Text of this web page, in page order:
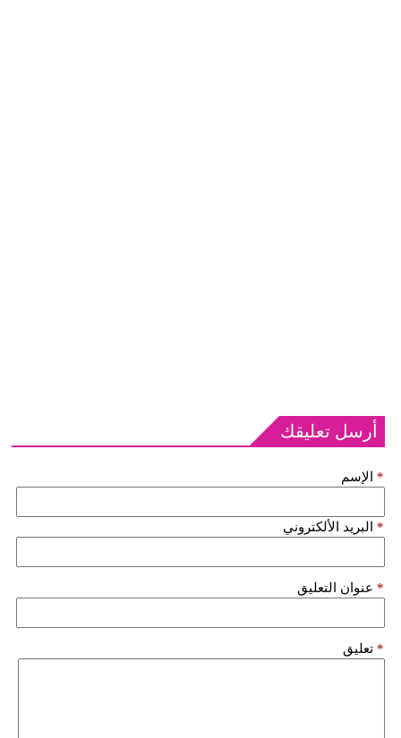
أرسل تعليقك
الإسم *
البريد الألكتروني *
عنوان التعليق *
تعليق *